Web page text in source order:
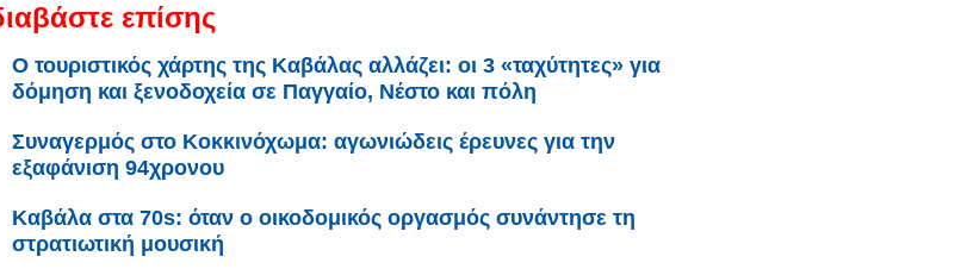
επίσης
Ο τουριστικός χάρτης της Καβάλας αλλάζει: oι 3 «ταχύτητες» για
δόμηση και ξενοδοχεία σε Παγγαίο, Νέστο και πόλη
Συναγερμός στο Κοκκινόχωμα: αγωνιώδεις έρευνες για την
εξαφάνιση 94χρονου
Καβάλα στα 70s: όταν ο οικοδομικός οργασμός συνάντησε τη
στρατιωτική μουσική